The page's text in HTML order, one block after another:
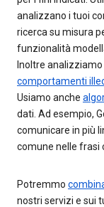
analizzano i tuoi
ricerca su misura
funzionalità
Inoltre
comportamenti
Usiamo anche
dati. Ad esempio,
comunicare in più
comune nelle frasi
Potremmo
nostri servizi e sui